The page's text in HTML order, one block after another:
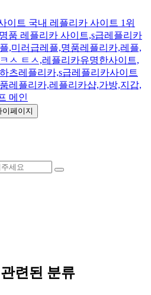
이페이지
련된 분류